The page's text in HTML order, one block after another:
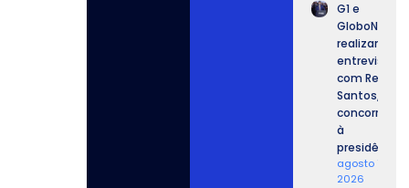
G1 e
GloboNews
realizam
entrevista
com Renan
Santos,
concorrente
à
presidência.
agosto 7,
2026